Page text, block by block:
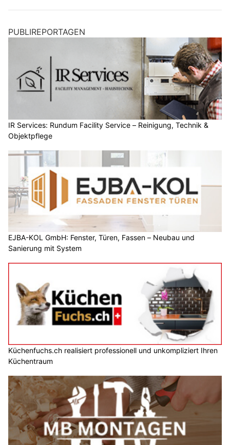
PUBLIREPORTAGEN
IR Services: Rundum Facility Service – Reinigung, Technik &
Objektpflege
EJBA-KOL GmbH: Fenster, Türen, Fassen – Neubau und
Sanierung mit System
Küchenfuchs.ch realisiert professionell und unkompliziert Ihren
Küchentraum